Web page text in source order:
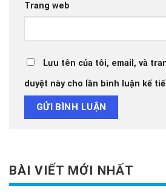
Trang web
Lưu tên của tôi, email, và
duyệt này cho lần bình luận kế
BÀI VIẾT MỚI NHẤT